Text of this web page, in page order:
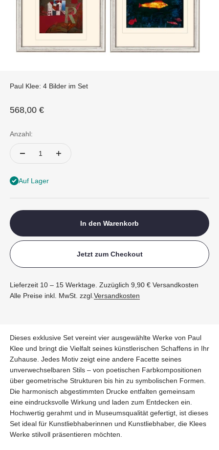
Paul Klee: 4 Bilder im Set
Angebot
568,00 €
Anzahl:
Auf Lager
In den Warenkorb
Jetzt zum Checkout
Lieferzeit 10 – 15 Werktage. Zuzüglich 9,90 € Versandkosten
Alle Preise inkl. MwSt. zzgl.Versandkosten
Dieses exklusive Set vereint vier ausgewählte Werke von Paul
Klee und bringt die Vielfalt seines künstlerischen Schaffens in Ihr
Zuhause. Jedes Motiv zeigt eine andere Facette seines
unverwechselbaren Stils – von poetischen Farbkompositionen
über geometrische Strukturen bis hin zu symbolischen Formen.
Die harmonisch abgestimmten Drucke entfalten gemeinsam
eine eindrucksvolle Wirkung und laden zum Entdecken ein.
Hochwertig gerahmt und in Museumsqualität gefertigt, ist dieses
Set ideal für Kunstliebhaberinnen und Kunstliebhaber, die Klees
Werke stilvoll präsentieren möchten.